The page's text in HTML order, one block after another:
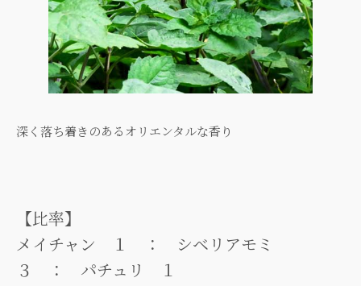
深く落ち着きのあるオリエンタルな香り
【比率】
メイチャン １ ： シベリアモミ
３ ： パチュリ １